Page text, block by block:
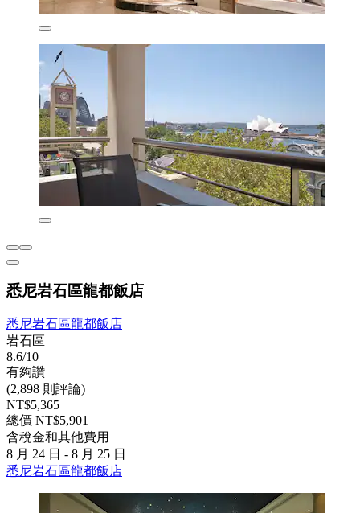
悉尼岩石區龍都飯店
悉尼岩石區龍都飯店
岩石區
8.6/10
有夠讚
(2,898 則評論)
NT$5,365
總價 NT$5,901
含稅金和其他費用
8 月 24 日 - 8 月 25 日
悉尼岩石區龍都飯店